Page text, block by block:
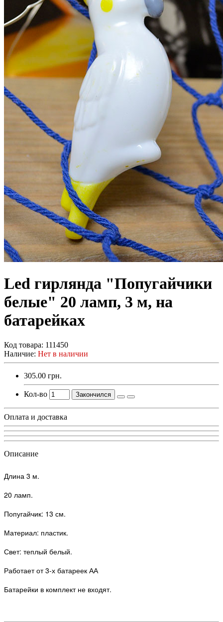
Led гирлянда "Попугайчики
белые" 20 ламп, 3 м, на
батарейках
Код товара: 111450
Наличие: Нет в наличии
305.00 грн.
Кол-во Закончился
Оплата и доставка
Описание
Длина 3 м.
20 ламп.
Попугайчик: 13 см.
Материал: пластик.
Свет: теплый белый.
Работает от 3-х батареек АА
Батарейки в комплект не входят.